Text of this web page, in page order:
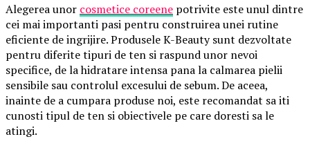
Alegerea unor cosmetice coreene potrivite este unul dintre
cei mai importanti pasi pentru construirea unei rutine
eficiente de ingrijire. Produsele K-Beauty sunt dezvoltate
pentru diferite tipuri de ten si raspund unor nevoi
specifice, de la hidratare intensa pana la calmarea pielii
sensibile sau controlul excesului de sebum. De aceea,
inainte de a cumpara produse noi, este recomandat sa iti
cunosti tipul de ten si obiectivele pe care doresti sa le
atingi.